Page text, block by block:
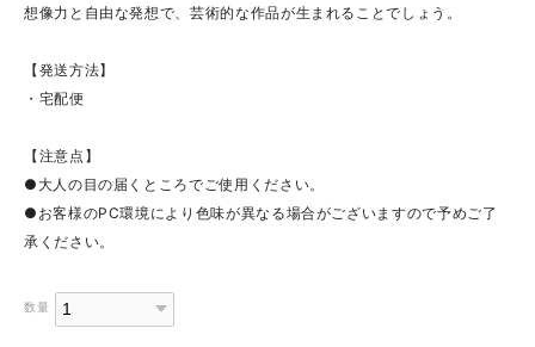
想像力と自由な発想で、芸術的な作品が生まれることでしょう。
【発送方法】
・宅配便
【注意点】
●大人の目の届くところでご使用ください。
●お客様のPC環境により色味が異なる場合がございますので予めご了
承ください。
数量